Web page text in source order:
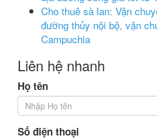
Cho thuê sà lan: Vận
đường thủy nội bộ, vận
Campuchia
Liên hệ nhanh
Họ tên
Số điện thoại